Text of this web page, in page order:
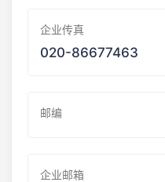
企业传真
020-86677463
邮编
企业邮箱